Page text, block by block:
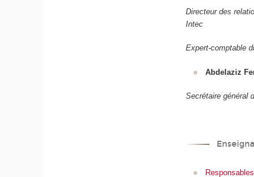
Directeur des
Intec
Expert-comptable
Abdelaziz
Secrétaire général